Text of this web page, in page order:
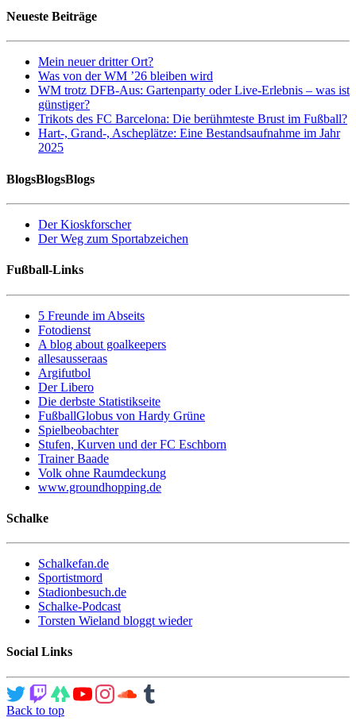
Neueste Beiträge
Mein neuer dritter Ort?
Was von der WM ’26 bleiben wird
WM trotz DFB-Aus: Gartenparty oder Live-Erlebnis – was ist
günstiger?
Trikots des FC Barcelona: Die berühmteste Brust im Fußball?
Hart-, Grand-, Ascheplätze: Eine Bestandsaufnahme im Jahr
2025
BlogsBlogsBlogs
Der Kioskforscher
Der Weg zum Sportabzeichen
Fußball-Links
5 Freunde im Abseits
Fotodienst
A blog about goalkeepers
allesausseraas
Argifutbol
Der Libero
Die derbste Statistikseite
FußballGlobus von Hardy Grüne
Spielbeobachter
Stufen, Kurven und der FC Eschborn
Trainer Baade
Volk ohne Raumdeckung
www.groundhopping.de
Schalke
Schalkefan.de
Sportistmord
Stadionbesuch.de
Schalke-Podcast
Torsten Wieland bloggt wieder
Social Links
Back to top